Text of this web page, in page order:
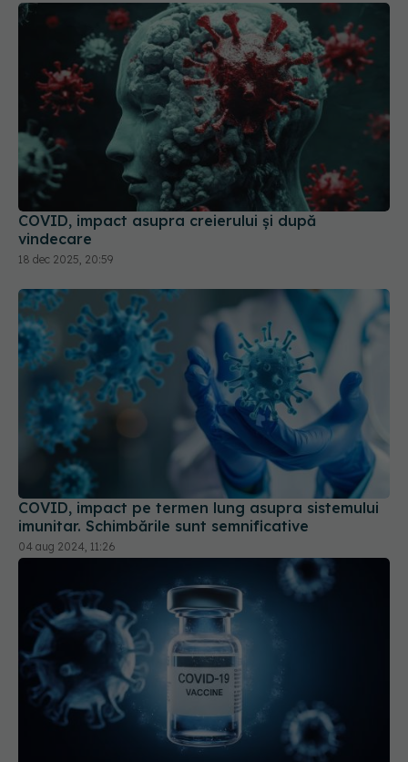
COVID, impact asupra creierului și după
vindecare
18 dec 2025, 20:59
COVID, impact pe termen lung asupra sistemului
imunitar. Schimbările sunt semnificative
04 aug 2024, 11:26